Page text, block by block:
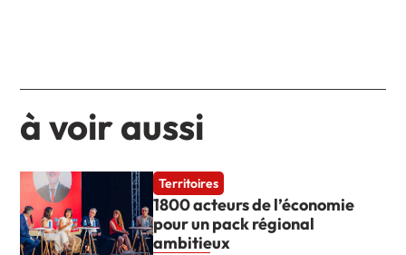
à voir aussi
Territoires
1800 acteurs de l’économie
pour un pack régional
ambitieux